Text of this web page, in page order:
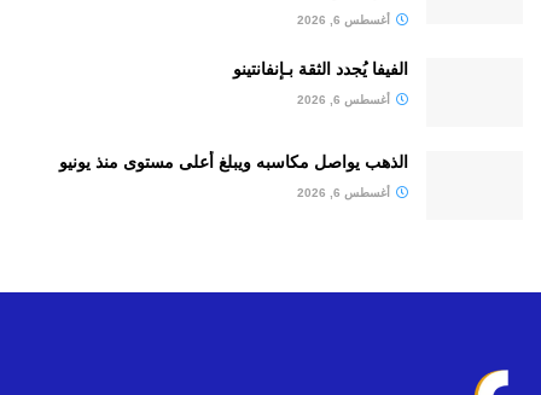
أغسطس 6, 2026
الفيفا يُجدد الثقة بـإنفانتينو
أغسطس 6, 2026
الذهب يواصل مكاسبه ويبلغ أعلى مستوى منذ يونيو
أغسطس 6, 2026